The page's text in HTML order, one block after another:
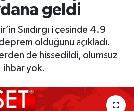
geldi
Sındırgı ilçesinde 4.9
olduğunu açıkladı.
de hissedildi, olumsuz
ihbar yok.